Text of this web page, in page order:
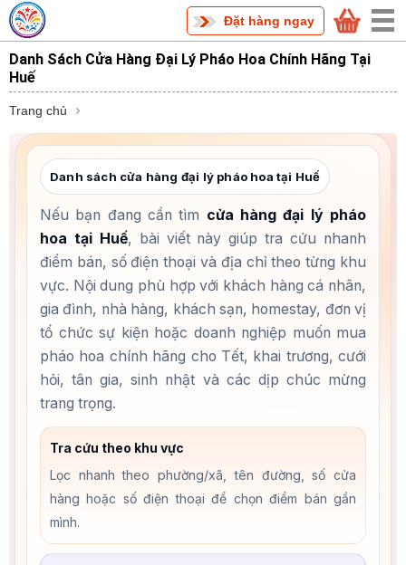
Đặt hàng ngay
Danh Sách Cửa Hàng Đại Lý Pháo Hoa Chính Hãng Tại
Huế
Trang chủ
Danh sách cửa hàng đại lý pháo hoa tại Huế
Nếu bạn đang cần tìm cửa hàng đại lý pháo
hoa tại Huế, bài viết này giúp tra cứu nhanh
điểm bán, số điện thoại và địa chỉ theo từng khu
vực. Nội dung phù hợp với khách hàng cá nhân,
gia đình, nhà hàng, khách sạn, homestay, đơn vị
tổ chức sự kiện hoặc doanh nghiệp muốn mua
pháo hoa chính hãng cho Tết, khai trương, cưới
hỏi, tân gia, sinh nhật và các dịp chúc mừng
trang trọng.
Tra cứu theo khu vực
Lọc nhanh theo phường/xã, tên đường, số cửa
hàng hoặc số điện thoại để chọn điểm bán gần
mình.